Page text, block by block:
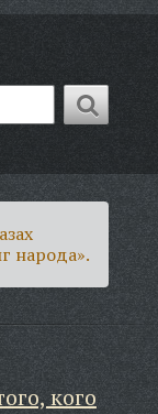
народа».
кого